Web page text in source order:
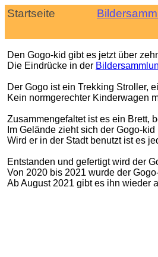
Startseite
Den Gogo-kid gibt es jetzt über
Die Eindrücke in der
Der Gogo ist ein Trekking Stroller,
Kein normgerechter Kinderwagen
Zusammengefaltet ist es ein Brett,
Im Gelände zieht sich der Gogo-
Wird er in der Stadt benutzt ist es
Entstanden und gefertigt wird der
Von 2020 bis 2021 wurde der
Ab August 2021 gibt es ihn wieder